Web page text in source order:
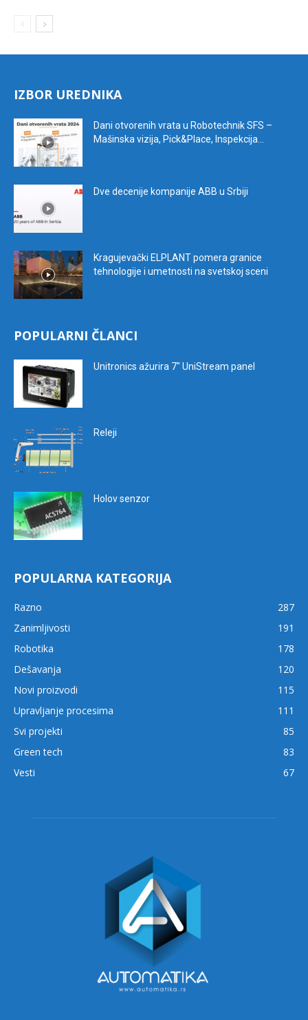
IZBOR UREDNIKA
Dani otvorenih vrata u Robotechnik SFS –
Mašinska vizija, Pick&Place, Inspekcija...
Dve decenije kompanije ABB u Srbiji
Kragujevački ELPLANT pomera granice
tehnologije i umetnosti na svetskoj sceni
POPULARNI ČLANCI
Unitronics ažurira 7″ UniStream panel
Releji
Holov senzor
POPULARNA KATEGORIJA
Razno
287
Zanimljivosti
191
Robotika
178
Dešavanja
120
Novi proizvodi
115
Upravljanje procesima
111
Svi projekti
85
Green tech
83
Vesti
67